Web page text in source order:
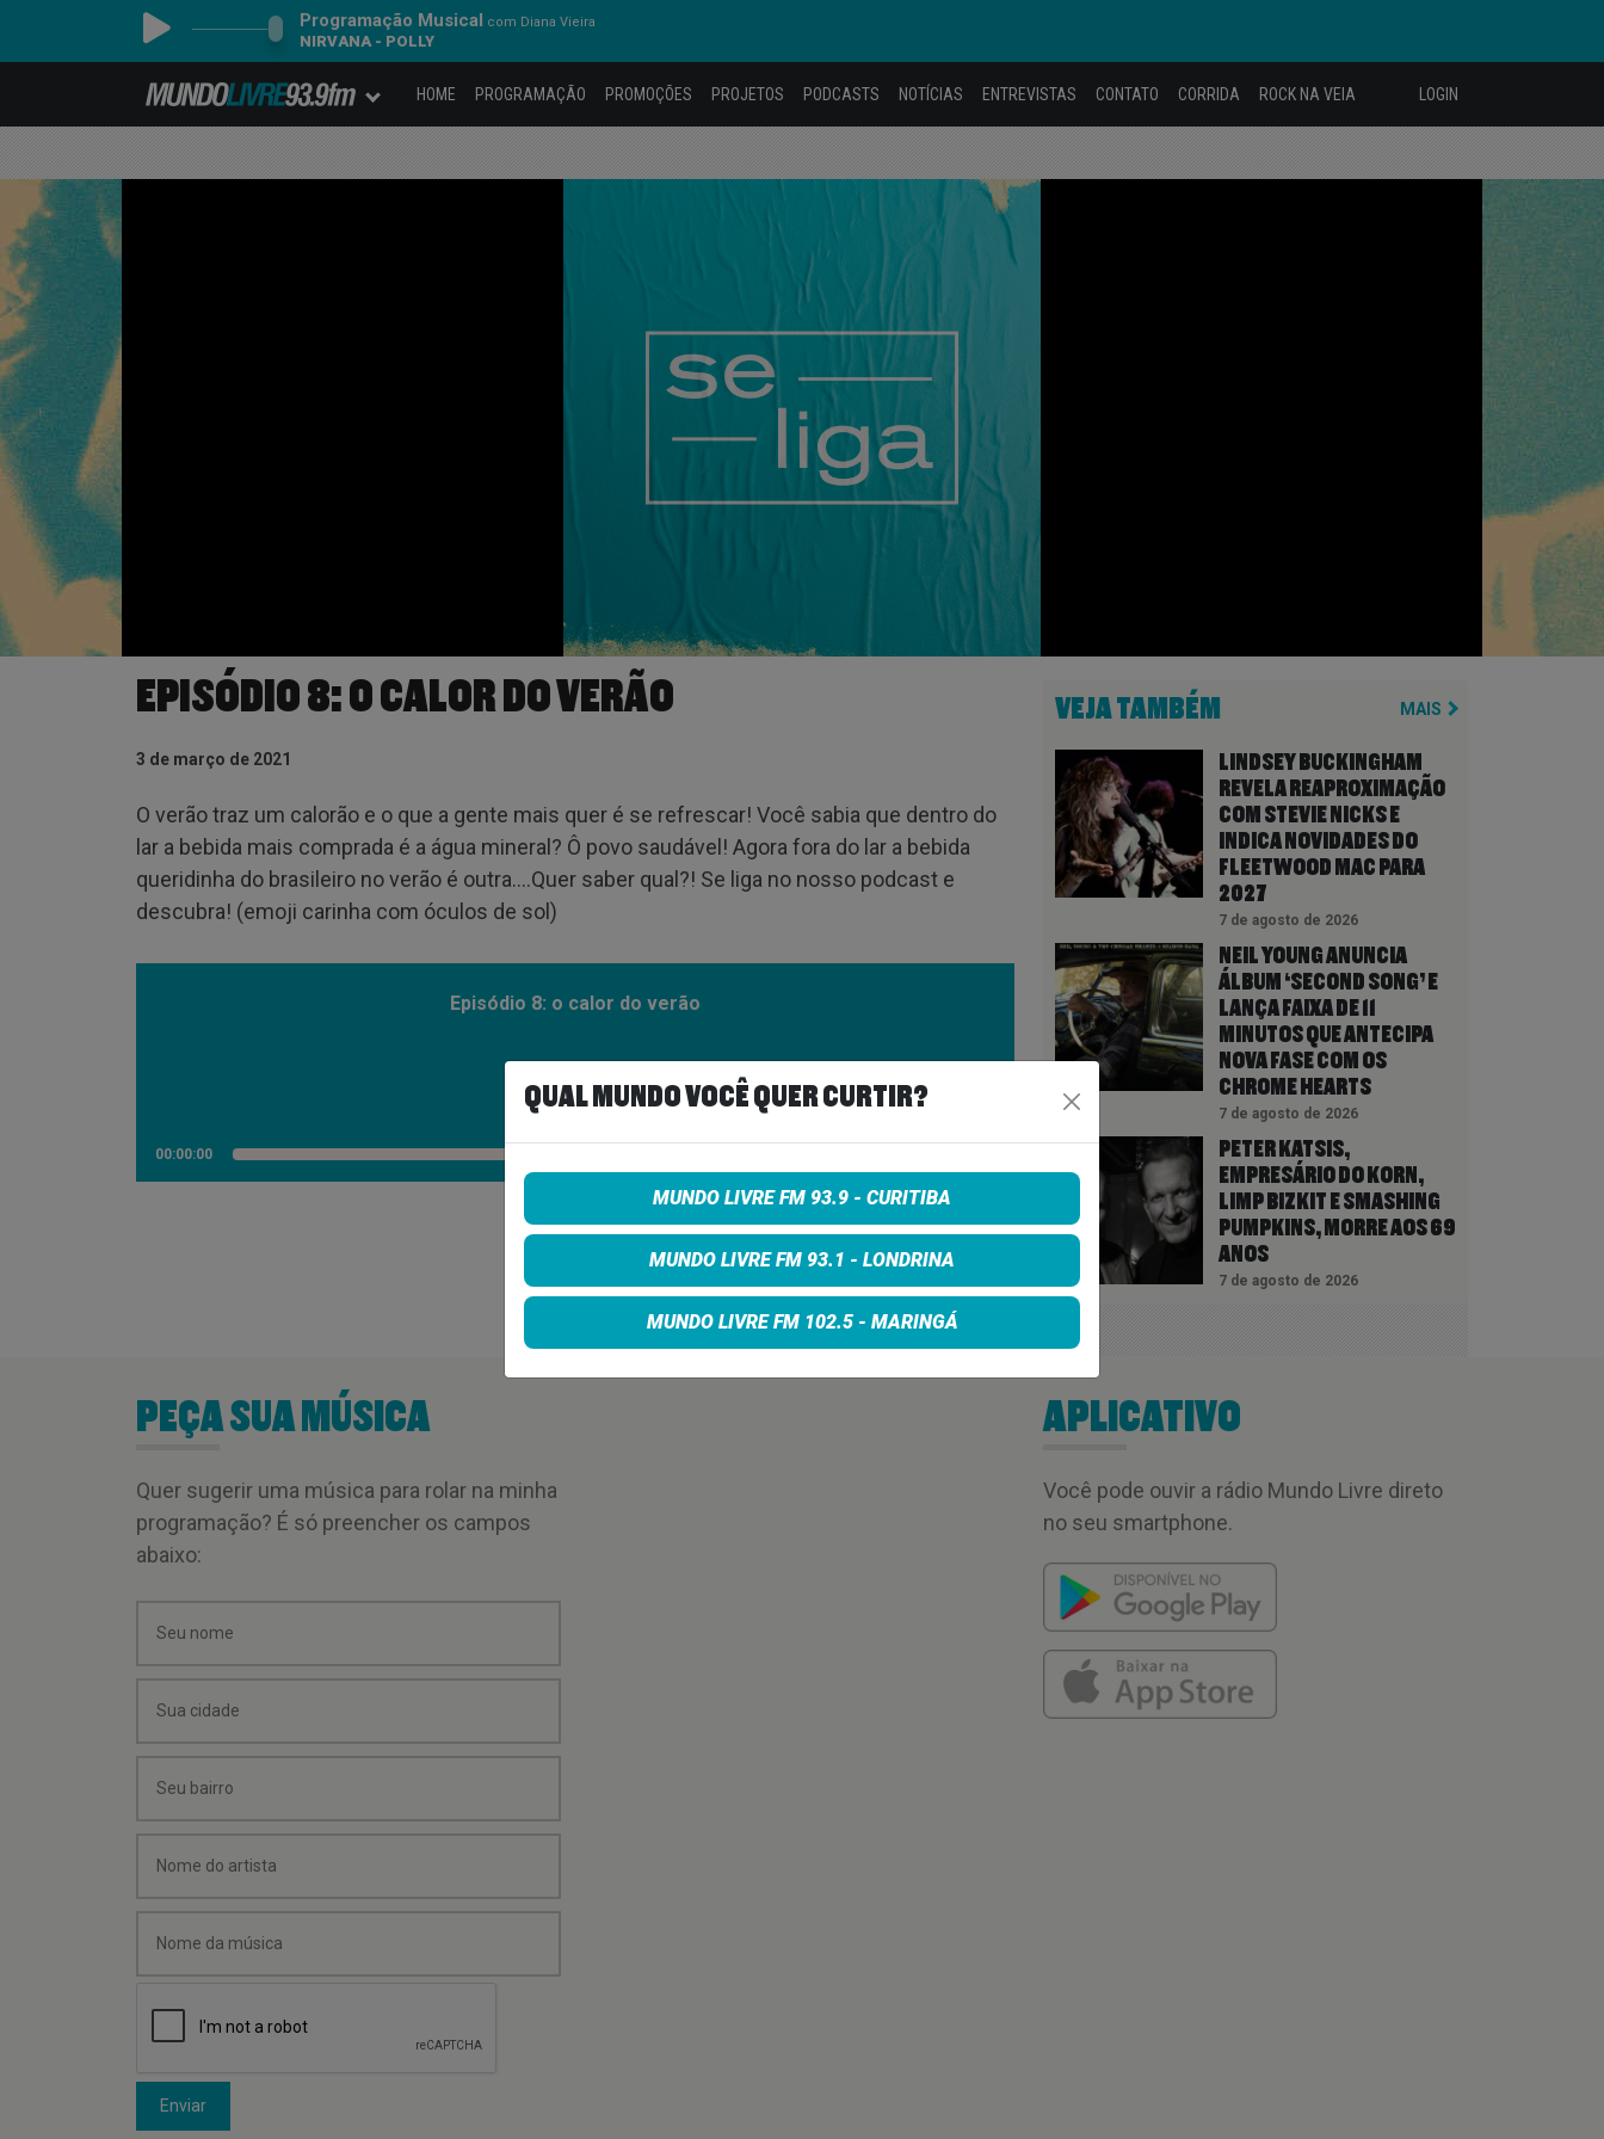
Programação Musical com Diana Vieira
NIRVANA - POLLY
HOME PROGRAMAÇÃO PROMOÇÕES PROJETOS PODCASTS NOTÍCIAS ENTREVISTAS CONTATO CORRIDA ROCK NA VEIA LOGIN
EPISÓDIO 8: O CALOR DO VERÃO
3 de março de 2021
O verão traz um calorão e o que a gente mais quer é se refrescar! Você sabia que dentro do
lar a bebida mais comprada é a água mineral? Ô povo saudável! Agora fora do lar a bebida
queridinha do brasileiro no verão é outra….Quer saber qual?! Se liga no nosso podcast e
descubra! (emoji carinha com óculos de sol)
Episódio 8: o calor do verão
00:00:00
VEJA TAMBÉM MAIS
LINDSEY BUCKINGHAM
REVELA REAPROXIMAÇÃO
COM STEVIE NICKS E
INDICA NOVIDADES DO
FLEETWOOD MAC PARA
2027
7 de agosto de 2026
NEIL YOUNG ANUNCIA
ÁLBUM ‘SECOND SONG’ E
LANÇA FAIXA DE 11
MINUTOS QUE ANTECIPA
NOVA FASE COM OS
CHROME HEARTS
7 de agosto de 2026
PETER KATSIS,
EMPRESÁRIO DO KORN,
LIMP BIZKIT E SMASHING
PUMPKINS, MORRE AOS 69
ANOS
7 de agosto de 2026
PEÇA SUA MÚSICA
Quer sugerir uma música para rolar na minha
programação? É só preencher os campos
abaixo:
Enviar
APLICATIVO
Você pode ouvir a rádio Mundo Livre direto
no seu smartphone.
QUAL MUNDO VOCÊ QUER CURTIR?
MUNDO LIVRE FM 93.9 - CURITIBA
MUNDO LIVRE FM 93.1 - LONDRINA
MUNDO LIVRE FM 102.5 - MARINGÁ